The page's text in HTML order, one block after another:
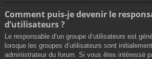
Comment puis-je devenir le
d’utilisateurs ?
Le responsable d’un groupe d’utilisateurs est
lorsque les groupes d’utilisateurs sont
administrateur du forum. Si vous êtes intéressé